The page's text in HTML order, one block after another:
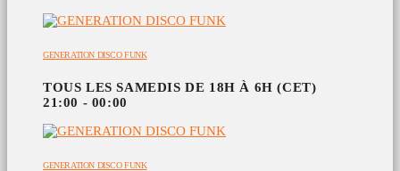
GENERATION DISCO FUNK
TOUS LES SAMEDIS DE 18H À 6H (CET)
21:00 - 00:00
GENERATION DISCO FUNK